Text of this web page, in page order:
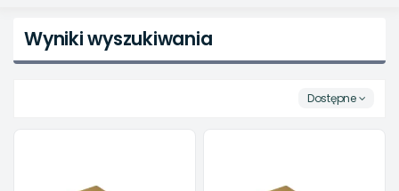
Wyniki wyszukiwania
Dostępne